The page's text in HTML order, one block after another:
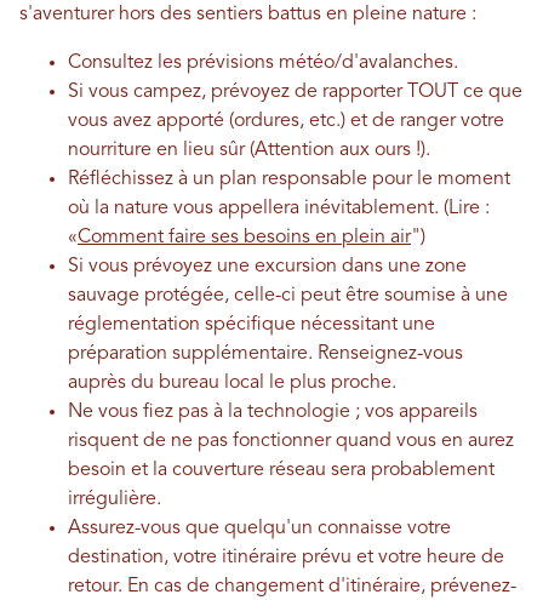
s'aventurer hors des sentiers battus en pleine nature :
Consultez les prévisions météo/d'avalanches.
Si vous campez, prévoyez de rapporter TOUT ce que
vous avez apporté (ordures, etc.) et de ranger votre
nourriture en lieu sûr (Attention aux ours !).
Réfléchissez à un plan responsable pour le moment
où la nature vous appellera inévitablement. (Lire :
«Comment faire ses besoins en plein air")
Si vous prévoyez une excursion dans une zone
sauvage protégée, celle-ci peut être soumise à une
réglementation spécifique nécessitant une
préparation supplémentaire. Renseignez-vous
auprès du bureau local le plus proche.
Ne vous fiez pas à la technologie ; vos appareils
risquent de ne pas fonctionner quand vous en aurez
besoin et la couverture réseau sera probablement
irrégulière.
Assurez-vous que quelqu'un connaisse votre
destination, votre itinéraire prévu et votre heure de
retour. En cas de changement d'itinéraire, prévenez-